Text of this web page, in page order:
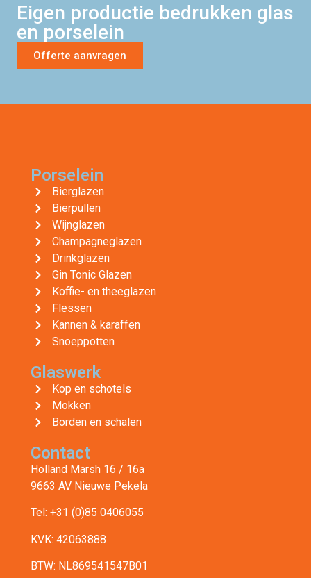
Eigen productie bedrukken glas
en porselein
Offerte aanvragen
Porselein
Bierglazen
Bierpullen
Wijnglazen
Champagneglazen
Drinkglazen
Gin Tonic Glazen
Koffie- en theeglazen
Flessen
Kannen & karaffen
Snoeppotten
Glaswerk
Kop en schotels
Mokken
Borden en schalen
Contact
Holland Marsh 16 / 16a
9663 AV Nieuwe Pekela
Tel: +31 (0)85 0406055
KVK: 42063888
BTW: NL869541547B01